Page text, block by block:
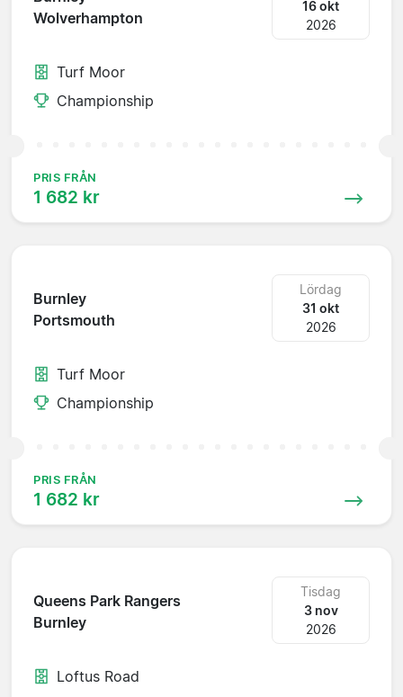
Wolverhampton
16 okt
2026
Turf Moor
Championship
PRIS FRÅN
1 682 kr
Burnley
Portsmouth
Lördag
31 okt
2026
Turf Moor
Championship
PRIS FRÅN
1 682 kr
Queens Park Rangers
Burnley
Tisdag
3 nov
2026
Loftus Road